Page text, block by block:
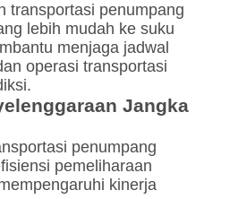
transportasi penumpang
lebih mudah ke suku
menjaga jadwal
operasi transportasi
Jangka
penumpang
pemeliharaan
kinerja